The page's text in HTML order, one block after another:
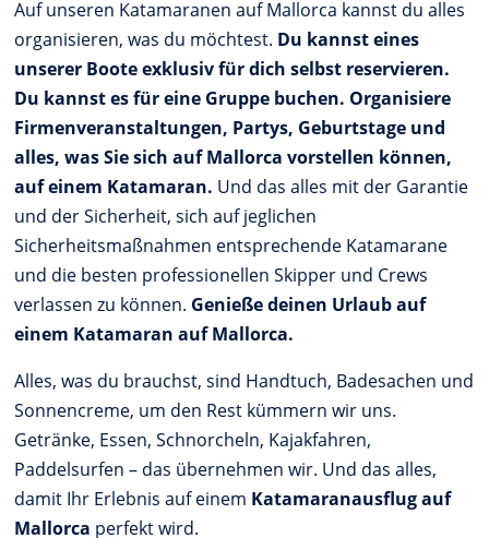
Auf unseren Katamaranen auf Mallorca kannst du alles
organisieren, was du möchtest. Du kannst eines
unserer Boote exklusiv für dich selbst reservieren.
Du kannst es für eine Gruppe buchen. Organisiere
Firmenveranstaltungen, Partys, Geburtstage und
alles, was Sie sich auf Mallorca vorstellen können,
auf einem Katamaran. Und das alles mit der Garantie
und der Sicherheit, sich auf jeglichen
Sicherheitsmaßnahmen entsprechende Katamarane
und die besten professionellen Skipper und Crews
verlassen zu können. Genieße deinen Urlaub auf
einem Katamaran auf Mallorca.
Alles, was du brauchst, sind Handtuch, Badesachen und
Sonnencreme, um den Rest kümmern wir uns.
Getränke, Essen, Schnorcheln, Kajakfahren,
Paddelsurfen – das übernehmen wir. Und das alles,
damit Ihr Erlebnis auf einem Katamaranausflug auf
Mallorca perfekt wird.